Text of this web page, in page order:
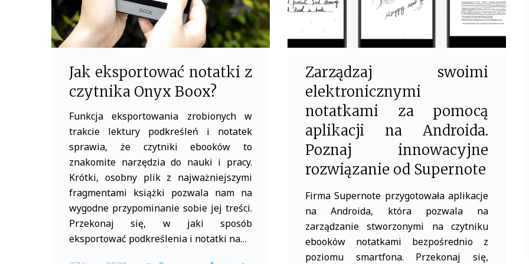
Jak eksportować notatki z
czytnika Onyx Boox?
Funkcja eksportowania zrobionych w
trakcie lektury podkreśleń i notatek
sprawia, że czytniki ebooków to
znakomite narzędzia do nauki i pracy.
Krótki, osobny plik z najważniejszymi
fragmentami książki pozwala nam na
wygodne przypominanie sobie jej treści.
Przekonaj się, w jaki sposób
eksportować podkreślenia i notatki na…
Zarządzaj swoimi
elektronicznymi
notatkami za pomocą
aplikacji na Androida.
Poznaj innowacyjne
rozwiązanie od Supernote
Firma Supernote przygotowała aplikacje
na Androida, która pozwala na
zarządzanie stworzonymi na czytniku
ebooków notatkami bezpośrednio z
poziomu smartfona. Przekonaj się,